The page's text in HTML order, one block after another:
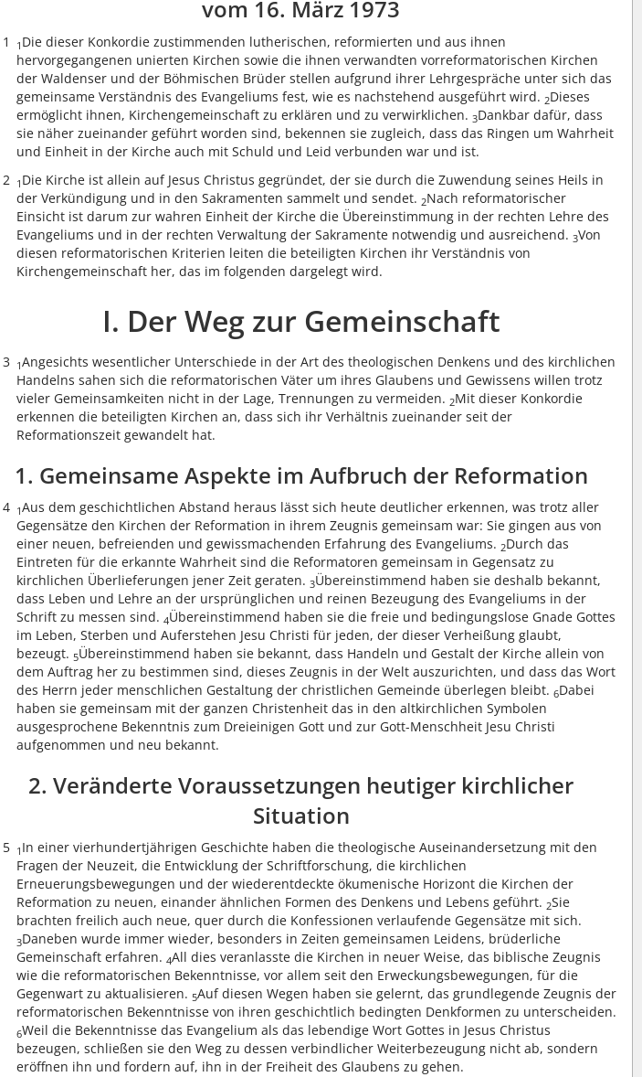
vom 16. März 1973
1 1 Die dieser Konkordie zustimmenden lutherischen, reformierten und aus ihnen
hervorgegangenen unierten Kirchen sowie die ihnen verwandten vorreformatorischen Kirchen
der Waldenser und der Böhmischen Brüder stellen aufgrund ihrer Lehrgespräche unter sich das
gemeinsame Verständnis des Evangeliums fest, wie es nachstehend ausgeführt wird. 2Dieses
ermöglicht ihnen, Kirchengemeinschaft zu erklären und zu verwirklichen.3Dankbar dafür, dass
sie näher zueinander geführt worden sind, bekennen sie zugleich, dass das Ringen um Wahrheit
und Einheit in der Kirche auch mit Schuld und Leid verbunden war und ist.
2 1 Die Kirche ist allein auf Jesus Christus gegründet, der sie durch die Zuwendung seines Heils in
der Verkündigung und in den Sakramenten sammelt und sendet. 2Nach reformatorischer
Einsicht ist darum zur wahren Einheit der Kirche die Übereinstimmung in der rechten Lehre des
Evangeliums und in der rechten Verwaltung der Sakramente notwendig und ausreichend.3Von
diesen reformatorischen Kriterien leiten die beteiligten Kirchen ihr Verständnis von
Kirchengemeinschaft her, das im folgenden dargelegt wird.
I. Der Weg zur Gemeinschaft
3 1Angesichts wesentlicher Unterschiede in der Art des theologischen Denkens und des kirchlichen
Handelns sahen sich die reformatorischen Väter um ihres Glaubens und Gewissens willen trotz
vieler Gemeinsamkeiten nicht in der Lage, Trennungen zu vermeiden. 2Mit dieser Konkordie
erkennen die beteiligten Kirchen an, dass sich ihr Verhältnis zueinander seit der
Reformationszeit gewandelt hat.
1. Gemeinsame Aspekte im Aufbruch der Reformation
4 1Aus dem geschichtlichen Abstand heraus lässt sich heute deutlicher erkennen, was trotz aller
Gegensätze den Kirchen der Reformation in ihrem Zeugnis gemeinsam war: Sie gingen aus von
einer neuen, befreienden und gewissmachenden Erfahrung des Evangeliums. 2Durch das
Eintreten für die erkannte Wahrheit sind die Reformatoren gemeinsam in Gegensatz zu
kirchlichen Überlieferungen jener Zeit geraten.3Übereinstimmend haben sie deshalb bekannt,
dass Leben und Lehre an der ursprünglichen und reinen Bezeugung des Evangeliums in der
Schrift zu messen sind.4Übereinstimmend haben sie die freie und bedingungslose Gnade Gottes
im Leben, Sterben und Auferstehen Jesu Christi für jeden, der dieser Verheißung glaubt,
bezeugt. 5Übereinstimmend haben sie bekannt, dass Handeln und Gestalt der Kirche allein von
dem Auftrag her zu bestimmen sind, dieses Zeugnis in der Welt auszurichten, und dass das Wort
des Herrn jeder menschlichen Gestaltung der christlichen Gemeinde überlegen bleibt.6Dabei
haben sie gemeinsam mit der ganzen Christenheit das in den altkirchlichen Symbolen
ausgesprochene Bekenntnis zum Dreieinigen Gott und zur Gott-Menschheit Jesu Christi
aufgenommen und neu bekannt.
2. Veränderte Voraussetzungen heutiger kirchlicher
Situation
5 1 In einer vierhundertjährigen Geschichte haben die theologische Auseinandersetzung mit den
Fragen der Neuzeit, die Entwicklung der Schriftforschung, die kirchlichen
Erneuerungsbewegungen und der wiederentdeckte ökumenische Horizont die Kirchen der
Reformation zu neuen, einander ähnlichen Formen des Denkens und Lebens geführt. 2Sie
brachten freilich auch neue, quer durch die Konfessionen verlaufende Gegensätze mit sich.
3Daneben wurde immer wieder, besonders in Zeiten gemeinsamen Leidens, brüderliche
Gemeinschaft erfahren.4All dies veranlasste die Kirchen in neuer Weise, das biblische Zeugnis
wie die reformatorischen Bekenntnisse, vor allem seit den Erweckungsbewegungen, für die
Gegenwart zu aktualisieren. 5Auf diesen Wegen haben sie gelernt, das grundlegende Zeugnis der
reformatorischen Bekenntnisse von ihren geschichtlich bedingten Denkformen zu unterscheiden.
6Weil die Bekenntnisse das Evangelium als das lebendige Wort Gottes in Jesus Christus
bezeugen, schließen sie den Weg zu dessen verbindlicher Weiterbezeugung nicht ab, sondern
eröffnen ihn und fordern auf, ihn in der Freiheit des Glaubens zu gehen.